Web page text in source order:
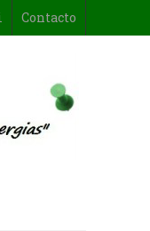
Contacto